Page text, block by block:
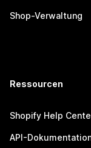
Shop-Verwaltung
Ressourcen
Shopify Help
API-